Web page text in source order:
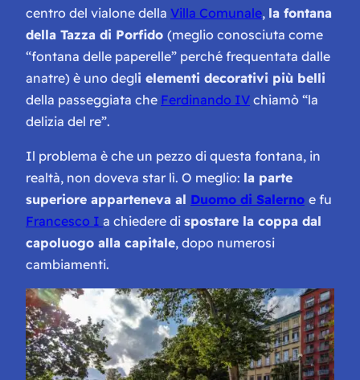
centro del vialone della Villa Comunale, la fontana
della Tazza di Porfido (meglio conosciuta come
“fontana delle paperelle” perché frequentata dalle
anatre) è uno degli elementi decorativi più belli
della passeggiata che Ferdinando IV chiamò “la
delizia del re”.
Il problema è che un pezzo di questa fontana, in
realtà, non doveva star lì. O meglio: la parte
superiore apparteneva al Duomo di Salerno e fu
Francesco I a chiedere di spostare la coppa dal
capoluogo alla capitale, dopo numerosi
cambiamenti.